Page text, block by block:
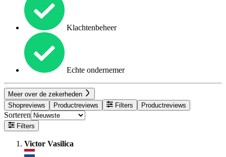
Klachtenbeheer
Echte ondernemer
Meer over de zekerheden
Shopreviews
Productreviews Filters Productreviews
Sorteren
Filters
Victor Vasilica